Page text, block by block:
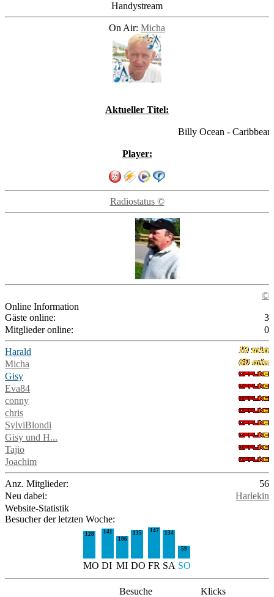
Handystream
On Air: Micha
Aktueller Titel:
Billy Ocean - Caribbean
Player:
Radiostatus ©
©
Online Information
Gäste online:
3
Mitglieder online:
0
Harald
Micha
Gisy
Eva84
conny
chris
SylviBlondi
Gisy und H...
Tajio
Joachim
Anz. Mitglieder:
56
Neu dabei:
Harlekin
Website-Statistik
Besucher der letzten Woche:
128
141
106
135 147 134
59
MO DI MI DO FR SA SO
Besuche
Klicks